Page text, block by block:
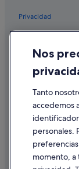
Privacidad
Cookies
Condiciones de
Información legal/
Pautas sobre el
Ayuda
Cancelar un vuelo
Nos
Tanto
accedemos
personales.
momento, a